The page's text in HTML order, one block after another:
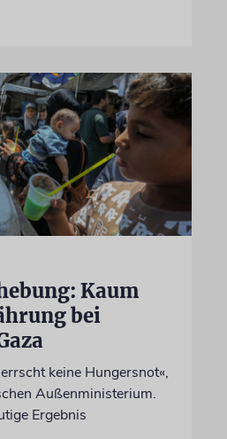
Kaum
bei
keine Hungersnot«,
Außenministerium.
Ergebnis